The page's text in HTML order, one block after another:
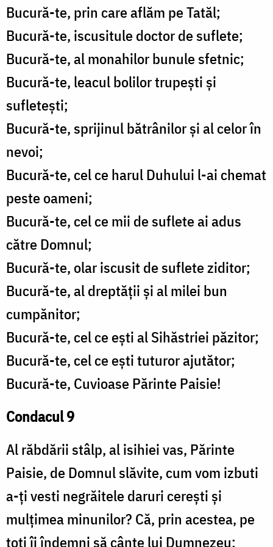
Bucură-te, prin care aflăm pe Tatăl;
Bucură-te, iscusitule doctor de suflete;
Bucură-te, al monahilor bunule sfetnic;
Bucură-te, leacul bolilor trupești și
sufletești;
Bucură-te, sprijinul bătrânilor și al celor în
nevoi;
Bucură-te, cel ce harul Duhului l-ai chemat
peste oameni;
Bucură-te, cel ce mii de suflete ai adus
către Domnul;
Bucură-te, olar iscusit de suflete ziditor;
Bucură-te, al dreptății și al milei bun
cumpănitor;
Bucură-te, cel ce ești al Sihăstriei păzitor;
Bucură-te, cel ce ești tuturor ajutător;
Bucură-te, Cuvioase Părinte Paisie!
Condacul 9
Al răbdării stâlp, al isihiei vas, Părinte
Paisie, de Domnul slăvite, cum vom izbuti
a-ți vesti negrăitele daruri cerești și
mulțimea minunilor? Că, prin acestea, pe
toți îi îndemni să cânte lui Dumnezeu: